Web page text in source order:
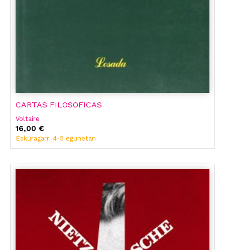
CARTAS FILOSOFICAS
Voltaire
16,00 €
Eskuragarri 4-5 egunetan